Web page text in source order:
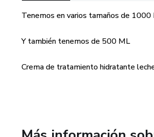
Tenemos en varios tamaños de 1000
Y también tenemos de 500 ML
Crema de tratamiento hidratante